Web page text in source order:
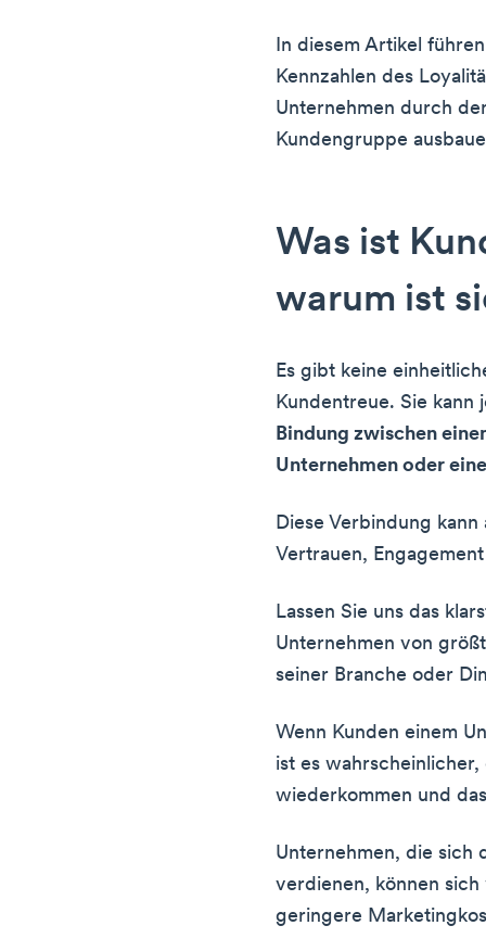
In diesem Artikel
Kennzahlen des
Unternehmen durch
Kundengruppe
Was ist
warum ist
Es gibt keine
Kundentreue. Sie kann
Bindung zwischen
Unternehmen oder
Diese Verbindung
Vertrauen,
Lassen Sie uns das
Unternehmen von
seiner Branche oder
Wenn Kunden einem
ist es
wiederkommen und
Unternehmen, die sich
verdienen, können
geringere